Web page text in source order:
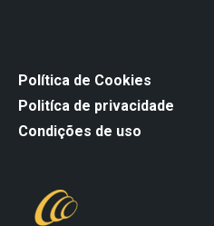
Política de Cookies
Politíca de privacidade
Condições de uso